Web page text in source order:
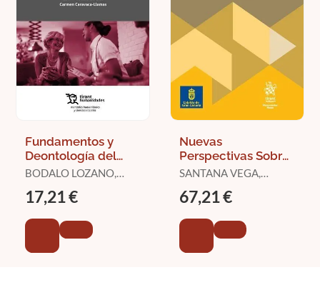
Fundamentos y
Deontología del
Trabajo Social
BODALO LOZANO,
LLAMAS, CARMEN
17,21 €
Nuevas
Perspectivas Sobre
la Protección de los
Bienestar de los An
SANTANA VEGA,
LUZARDO, OCTAVIO
SÁNCHEZ, JUAN
ALBERTO / CAZORLA
GONZÁLEZ, CRISTINA /
67,21 €